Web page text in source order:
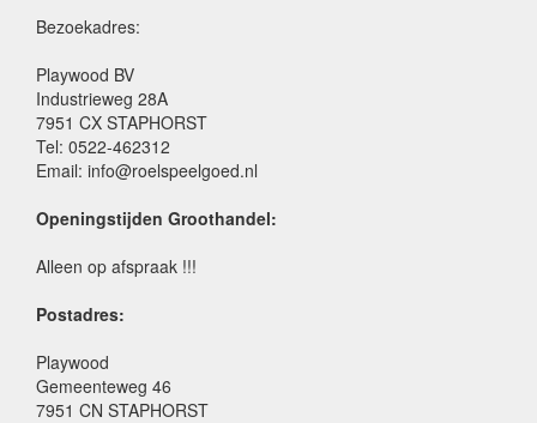
Bezoekadres:
Playwood BV
Industrieweg 28A
7951 CX STAPHORST
Tel: 0522-462312
Email: info@roelspeelgoed.nl
Openingstijden Groothandel:
Alleen op afspraak !!!
Postadres:
Playwood
Gemeenteweg 46
7951 CN STAPHORST